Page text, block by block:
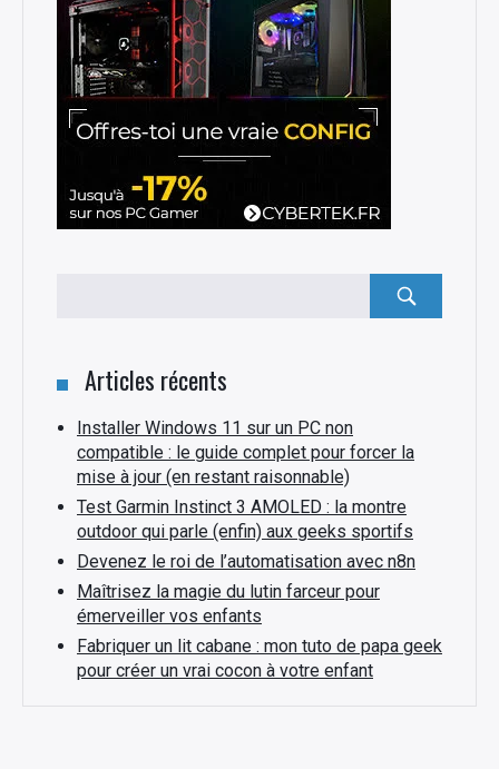
Articles récents
Installer Windows 11 sur un PC non
compatible : le guide complet pour forcer la
mise à jour (en restant raisonnable)
Test Garmin Instinct 3 AMOLED : la montre
outdoor qui parle (enfin) aux geeks sportifs
Devenez le roi de l’automatisation avec n8n
Maîtrisez la magie du lutin farceur pour
émerveiller vos enfants
Fabriquer un lit cabane : mon tuto de papa geek
pour créer un vrai cocon à votre enfant